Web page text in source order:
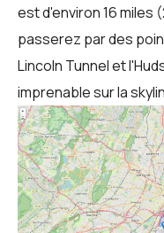
est d'environ 16 miles
passerez par des
Lincoln Tunnel et
imprenable sur la